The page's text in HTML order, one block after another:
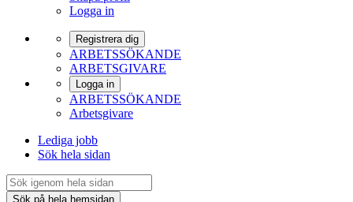
Logga in
Registrera dig
ARBETSSÖKANDE
ARBETSGIVARE
Logga in
ARBETSSÖKANDE
Arbetsgivare
Lediga jobb
Sök hela sidan